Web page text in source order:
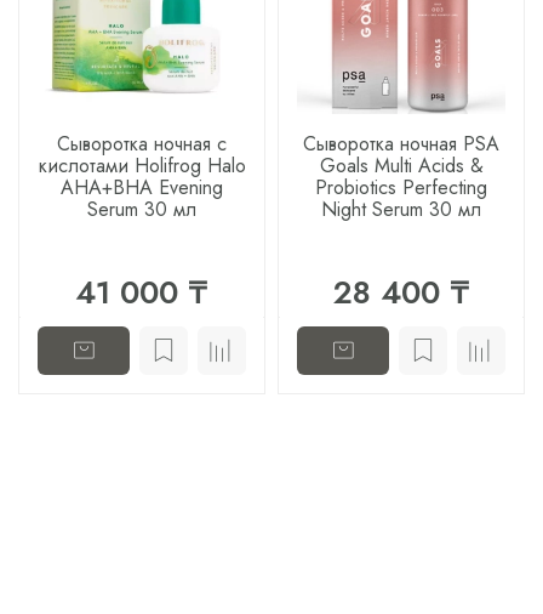
Сыворотка ночная с
кислотами Holifrog Halo
AHA+BHA Evening
Serum 30 мл
41 000 ₸
Сыворотка ночная PSA
Goals Multi Acids &
Probiotics Perfecting
Night Serum 30 мл
28 400 ₸